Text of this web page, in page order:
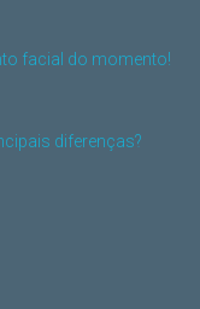
facial do momento!
diferenças?